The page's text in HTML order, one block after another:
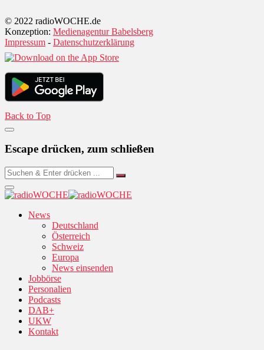
© 2022 radioWOCHE.de
Konzeption: Medienagentur Babelsberg
Impressum - Datenschutzerklärung
Back to Top
Escape drücken, zum schließen
News
Deutschland
Österreich
Schweiz
Europa
News einsenden
Jobbörse
Personalien
Podcasts
DAB+
UKW
Kontakt